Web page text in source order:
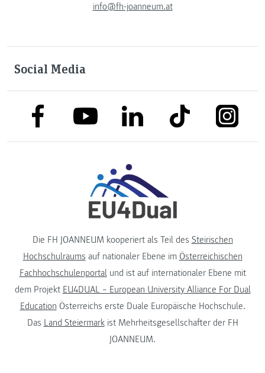
info@fh-joanneum.at
Social Media
link to facebooklink to youtubelink to linkedinlink to tiktok
Die FH JOANNEUM kooperiert als Teil des Steirischen
Hochschulraums auf nationaler Ebene im Österreichischen
Fachhochschulenportalund ist auf internationaler Ebene mit
dem Projekt EU4DUAL – European University Alliance For Dual
Education Österreichs erste Duale Europäische Hochschule.
Das Land Steiermarkist Mehrheitsgesellschafter der FH
JOANNEUM.